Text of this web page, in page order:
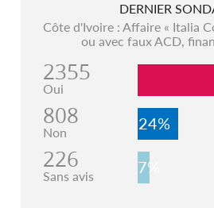
DERNIER
Côte d'Ivoire : Affaire « Italia
ou avec faux ACD,
2355
Oui
808
Non 24%
226
Sans avis 7%